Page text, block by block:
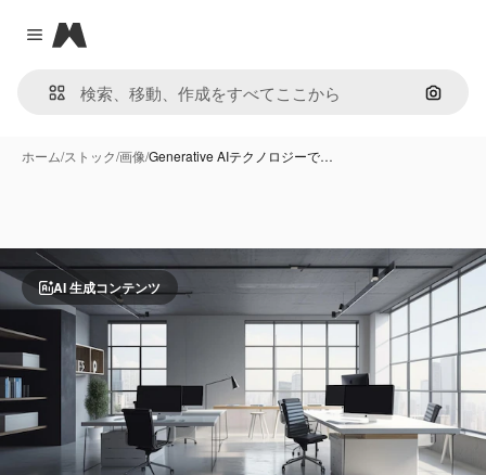
Close menu
Magnific
画像で
ホーム/ストック/画像/Generative AIテクノロジーで…
AI 生成コンテンツ